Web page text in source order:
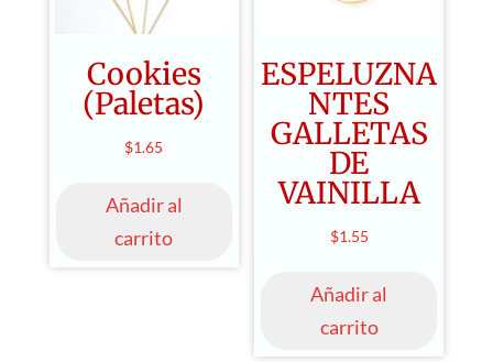
Cookies
(Paletas)
$1.65
Añadir al
carrito
ESPELUZNA
NTES
GALLETAS
DE
VAINILLA
$1.55
Añadir al
carrito